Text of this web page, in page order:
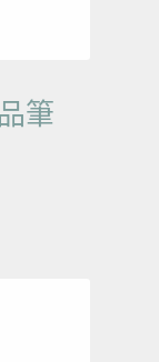
筆